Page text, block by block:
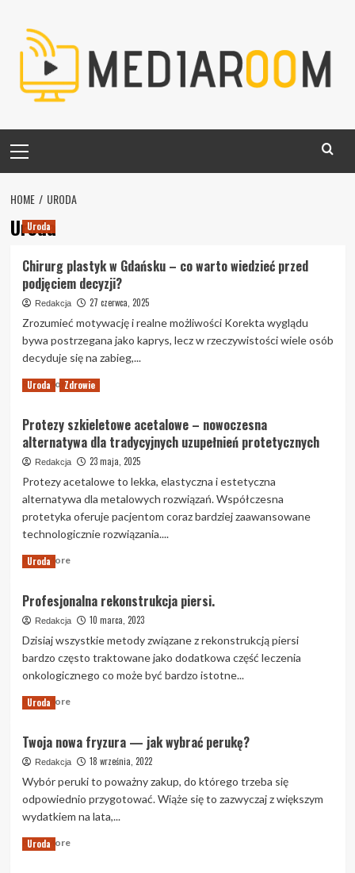
content
Menu
HOME URODA
Uroda
Uroda
Chirurg plastyk w Gdańsku – co warto wiedzieć przed
podjęciem decyzji?
Redakcja 27 czerwca, 2025
Zrozumieć motywację i realne możliwości Korekta wyglądu
bywa postrzegana jako kaprys, lecz w rzeczywistości wiele osób
decyduje się na zabieg,...
Read MoreRead
more
Chirurg
plastyk
–
co
warto
wiedzieć
podjęciem
Uroda Zdrowie
Protezy szkieletowe acetalowe – nowoczesna
alternatywa dla tradycyjnych uzupełnień protetycznych
Redakcja 23 maja, 2025
Protezy acetalowe to lekka, elastyczna i estetyczna
alternatywa dla metalowych rozwiązań. Współczesna
protetyka oferuje pacjentom coraz bardziej zaawansowane
technologicznie rozwiązania....
Read MoreRead
Protezy
szkieletowe
–
nowoczesna
alternatywa
tradycyjnych
protetycznych
Uroda
Profesjonalna rekonstrukcja piersi.
Redakcja 10 marca, 2023
Dzisiaj wszystkie metody związane z rekonstrukcją piersi
bardzo często traktowane jako dodatkowa część leczenia
onkologicznego co może być bardzo istotne...
Read MoreRead
Profesjonalna
rekonstrukcja
Uroda
Twoja nowa fryzura — jak wybrać perukę?
Redakcja 18 września, 2022
Wybór peruki to poważny zakup, do którego trzeba się
odpowiednio przygotować. Wiąże się to zazwyczaj z większym
wydatkiem na lata,...
Read MoreRead
Uroda